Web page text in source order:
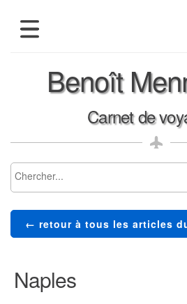
Benoît
Carnet de
← retour à tous les articles
Naples